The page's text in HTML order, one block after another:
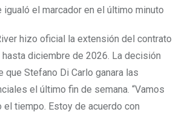
igualó el marcador en el último minuto
hizo oficial la extensión del contrato
diciembre de 2026. La decisión
Stefano Di Carlo ganara las
el último fin de semana. “Vamos
tiempo. Estoy de acuerdo con